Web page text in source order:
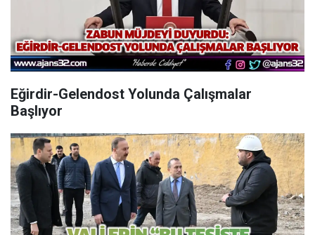
Eğirdir-Gelendost Yolunda Çalışmalar
Başlıyor